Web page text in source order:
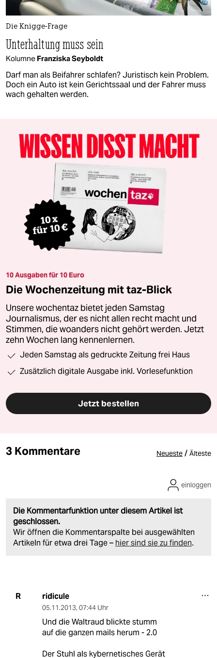
Die Knigge-Frage
Unterhaltung muss sein
Kolumne Franziska Seyboldt
Darf man als Beifahrer schlafen? Juristisch kein Problem.
Doch ein Auto ist kein Gerichtssaal und der Fahrer muss
wach gehalten werden.
10 Ausgaben für 10 Euro
Die Wochenzeitung mit taz-Blick
Unsere wochentaz bietet jeden Samstag
Journalismus, der es nicht allen recht macht und
Stimmen, die woanders nicht gehört werden. Jetzt
zehn Wochen lang kennenlernen.
Jeden Samstag als gedruckte Zeitung frei Haus
Zusätzlich digitale Ausgabe inkl. Vorlesefunktion
Jetzt bestellen
3 Kommentare Neueste / Älteste
Die Kommentarfunktion unter diesem Artikel ist
geschlossen.
Wir öffnen die Kommentarspalte bei ausgewählten
Artikeln für etwa drei Tage – hier sind sie zu finden.
einloggen
R ridicule
05.11.2013, 07:44 Uhr
Und die Waltraud blickte stumm
auf die ganzen mails herum - 2.0
Der Stuhl als kybernetisches Gerät